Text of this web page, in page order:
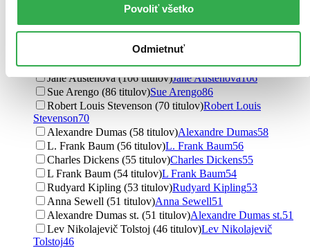
Povoliť všetko
Odmietnuť
2021 a staršie (0 titulov)2021 a staršie
Ďalšie možnosti
Jane Austen (115 titulov)Jane Austen115
Jane Austenová (106 titulov)Jane Austenová106
Sue Arengo (86 titulov)Sue Arengo86
Robert Louis Stevenson (70 titulov)Robert Louis
Stevenson70
Alexandre Dumas (58 titulov)Alexandre Dumas58
L. Frank Baum (56 titulov)L. Frank Baum56
Charles Dickens (55 titulov)Charles Dickens55
L Frank Baum (54 titulov)L Frank Baum54
Rudyard Kipling (53 titulov)Rudyard Kipling53
Anna Sewell (51 titulov)Anna Sewell51
Alexandre Dumas st. (51 titulov)Alexandre Dumas st.51
Lev Nikolajevič Tolstoj (46 titulov)Lev Nikolajevič
Tolstoj46